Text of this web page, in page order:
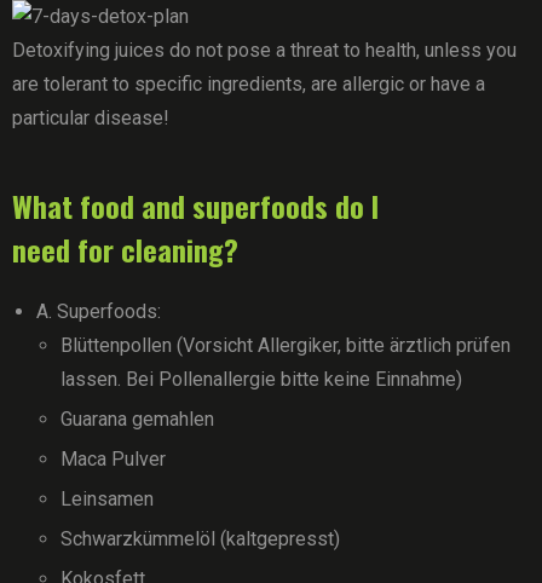
Detoxifying juices do not pose a threat to health, unless you
are tolerant to specific ingredients, are allergic or have a
particular disease!
What food and superfoods do I
need for cleaning?
A. Superfoods:
Blüttenpollen (Vorsicht Allergiker, bitte ärztlich prüfen
lassen. Bei Pollenallergie bitte keine Einnahme)
Guarana gemahlen
Maca Pulver
Leinsamen
Schwarzkümmelöl (kaltgepresst)